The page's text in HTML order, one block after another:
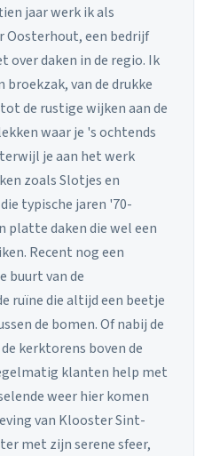
jaar werk ik als
Oosterhout, een bedrijf
over daken in de regio. Ik
van de drukke
de rustige wijken aan de
waar je 's ochtends
je aan het werk
zoals Slotjes en
typische jaren '70-
platte daken die wel een
Recent nog een
buurt van de
ruïne die altijd een beetje
de bomen. Of nabij de
kerktorens boven de
klanten help met
weer hier komen
van Klooster Sint-
met zijn serene sfeer,